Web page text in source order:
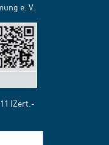
e. V.
(Zert.-